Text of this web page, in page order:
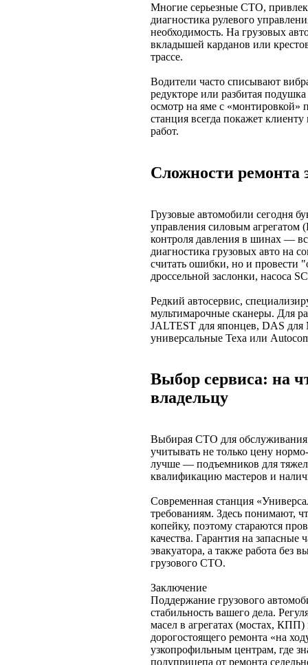
Многие серьезные СТО,
диагностика рулевого
необходимость. На грузовых
вкладышей карданов или
трассе.
Водители часто списывают
редукторе или разбитая
осмотр на яме с «монтировкой»
станция всегда покажет
работ.
Сложности ремонта
Грузовые автомобили сегодня
управления силовым агрегатом
контроля давления в шинах —
диагностика грузовых авто на
считать ошибки, но и провести
дроссельной заслонки, насоса
Редкий автосервис,
мультимарочные сканеры. Для
JALTEST для японцев, DAS для
универсальные Texa или
Выбор сервиса: на
владельцу
Выбирая СТО для обслуживания
учитывать не только цену
лучше — подъемников для
квалификацию мастеров и
Современная станция
требованиям. Здесь понимают,
копейку, поэтому стараются
качества. Гарантия на
эвакуатора, а также работа без
грузового СТО.
Заключение
Поддержание грузового
стабильность вашего дела.
масел в агрегатах (мостах,
дорогостоящего ремонта «на
узкопрофильным центрам, где
полуприцепа от ремонта